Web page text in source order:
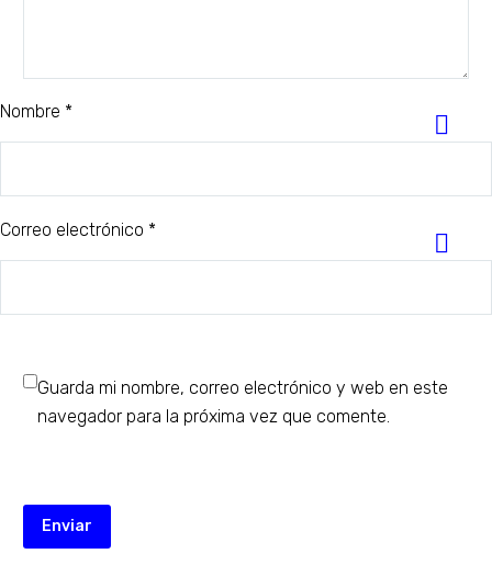
Nombre *
Correo electrónico *
Guarda mi nombre, correo electrónico y web en este
navegador para la próxima vez que comente.
Enviar